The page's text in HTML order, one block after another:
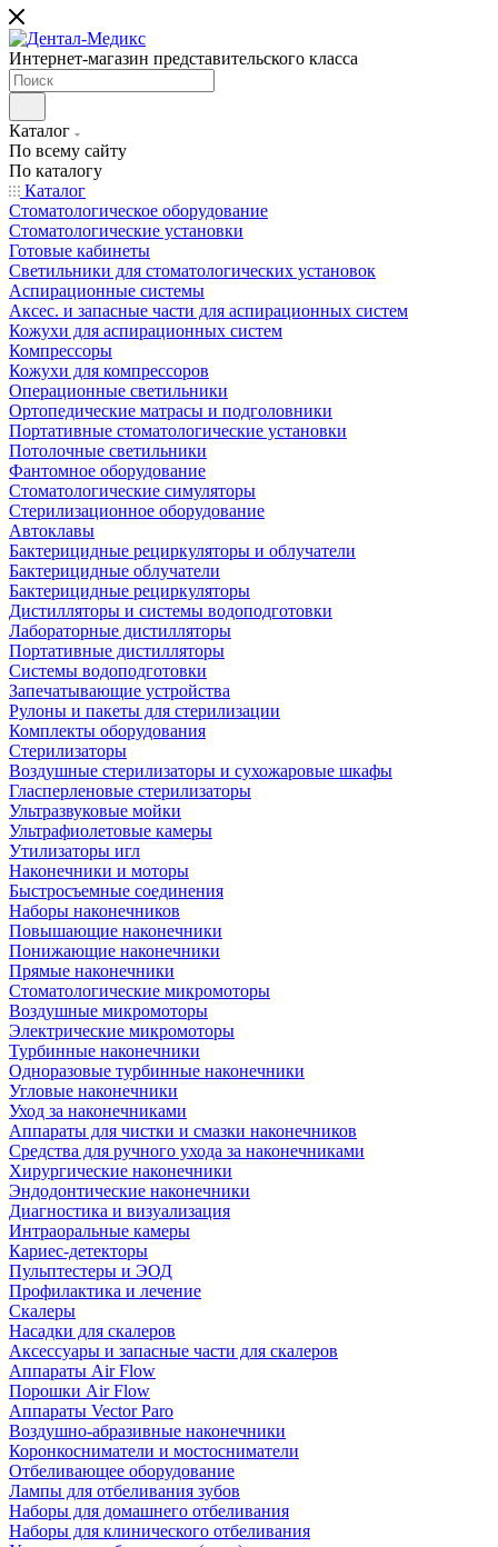
Интернет-магазин представительского класса
Каталог
По всему сайту
По каталогу
Каталог
Стоматологическое оборудование
Стоматологические установки
Готовые кабинеты
Светильники для стоматологических установок
Аспирационные системы
Аксес. и запасные части для аспирационных систем
Кожухи для аспирационных систем
Компрессоры
Кожухи для компрессоров
Операционные светильники
Ортопедические матрасы и подголовники
Портативные стоматологические установки
Потолочные светильники
Фантомное оборудование
Стоматологические симуляторы
Стерилизационное оборудование
Автоклавы
Бактерицидные рециркуляторы и облучатели
Бактерицидные облучатели
Бактерицидные рециркуляторы
Дистилляторы и системы водоподготовки
Лабораторные дистилляторы
Портативные дистилляторы
Системы водоподготовки
Запечатывающие устройства
Рулоны и пакеты для стерилизации
Комплекты оборудования
Стерилизаторы
Воздушные стерилизаторы и сухожаровые шкафы
Гласперленовые стерилизаторы
Ультразвуковые мойки
Ультрафиолетовые камеры
Утилизаторы игл
Наконечники и моторы
Быстросъемные соединения
Наборы наконечников
Повышающие наконечники
Понижающие наконечники
Прямые наконечники
Стоматологические микромоторы
Воздушные микромоторы
Электрические микромоторы
Турбинные наконечники
Одноразовые турбинные наконечники
Угловые наконечники
Уход за наконечниками
Аппараты для чистки и смазки наконечников
Средства для ручного ухода за наконечниками
Хирургические наконечники
Эндодонтические наконечники
Диагностика и визуализация
Интраоральные камеры
Кариес-детекторы
Пульптестеры и ЭОД
Профилактика и лечение
Скалеры
Насадки для скалеров
Аксессуары и запасные части для скалеров
Аппараты Air Flow
Порошки Air Flow
Аппараты Vector Paro
Воздушно-абразивные наконечники
Коронкосниматели и мостосниматели
Отбеливающее оборудование
Лампы для отбеливания зубов
Наборы для домашнего отбеливания
Наборы для клинического отбеливания